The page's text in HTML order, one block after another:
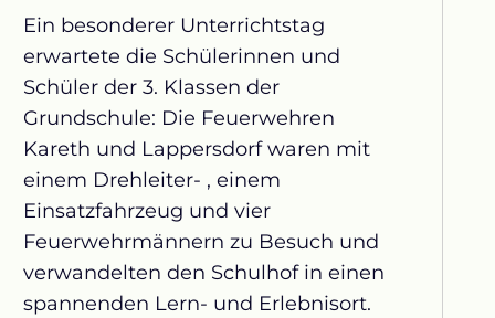
Ein besonderer Unterrichtstag
erwartete die Schülerinnen und
Schüler der 3. Klassen der
Grundschule: Die Feuerwehren
Kareth und Lappersdorf waren mit
einem Drehleiter- , einem
Einsatzfahrzeug und vier
Feuerwehrmännern zu Besuch und
verwandelten den Schulhof in einen
spannenden Lern- und Erlebnisort.